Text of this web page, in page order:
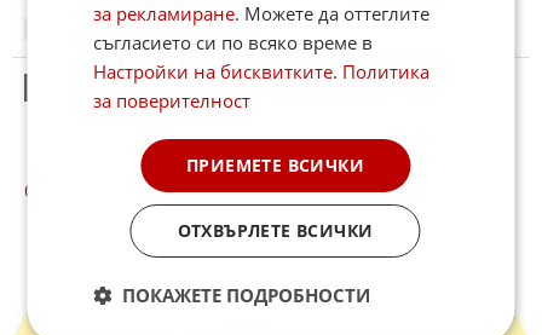
10.05.2026
Този коментар е премахнат от модератор.
СВЯТ КУИЗОВЕ
за рекламиране. Можете да оттеглите
съгласието си по всяко време в
Настройки на бисквитките. Политика
за поверителност
ПРИЕМЕТЕ ВСИЧКИ
ОТХВЪРЛЕТЕ ВСИЧКИ
ПОКАЖЕТЕ ПОДРОБНОСТИ